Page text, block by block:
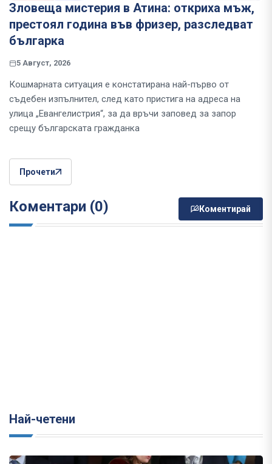
Зловеща мистерия в Атина: откриха мъж,
престоял година във фризер, разследват
българка
5 Август, 2026
Кошмарната ситуация е констатирана най-първо от
съдебен изпълнител, след като пристига на адреса на
улица „Евангелистрия“, за да връчи заповед за запор
срещу българската гражданка
Прочети
Коментари (0) Коментирай
Най-четени